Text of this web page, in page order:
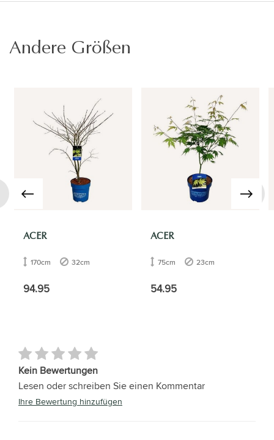
Andere Größen
ACER
170cm 32cm
94.95
ACER
75cm 23cm
54.95
›
Kein Bewertungen
Lesen oder schreiben Sie einen Kommentar
Ihre Bewertung hinzufügen